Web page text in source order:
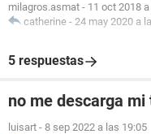
milagros.asmat - 11 oct 2018
catherine - 24 may 2020 a
5 respuestas
no me descarga
luisart - 8 sep 2022 a las 19:05